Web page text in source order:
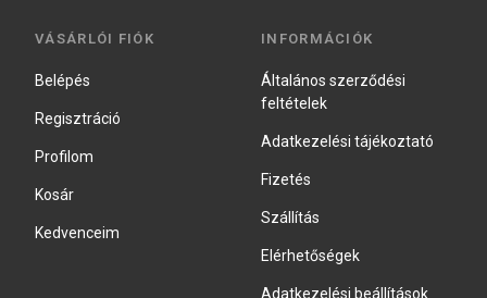
VÁSÁRLÓI FIÓK
Belépés
Regisztráció
Profilom
Kosár
Kedvenceim
INFORMÁCIÓK
Általános szerződési
feltételek
Adatkezelési tájékoztató
Fizetés
Szállítás
Elérhetőségek
Adatkezelési beállítások